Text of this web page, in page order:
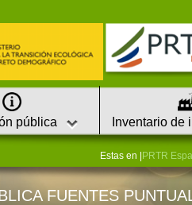
pública Inventario de
Estas en | PRTR
FUENTES